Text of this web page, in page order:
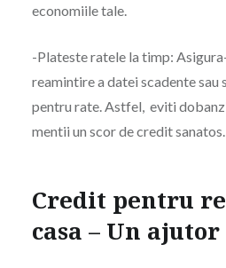
economiile tale.
-Plateste ratele la timp:
reamintire a datei scadente
pentru rate. Astfel, eviti
mentii un scor de credit sanatos.
Credit pentru
casa – Un